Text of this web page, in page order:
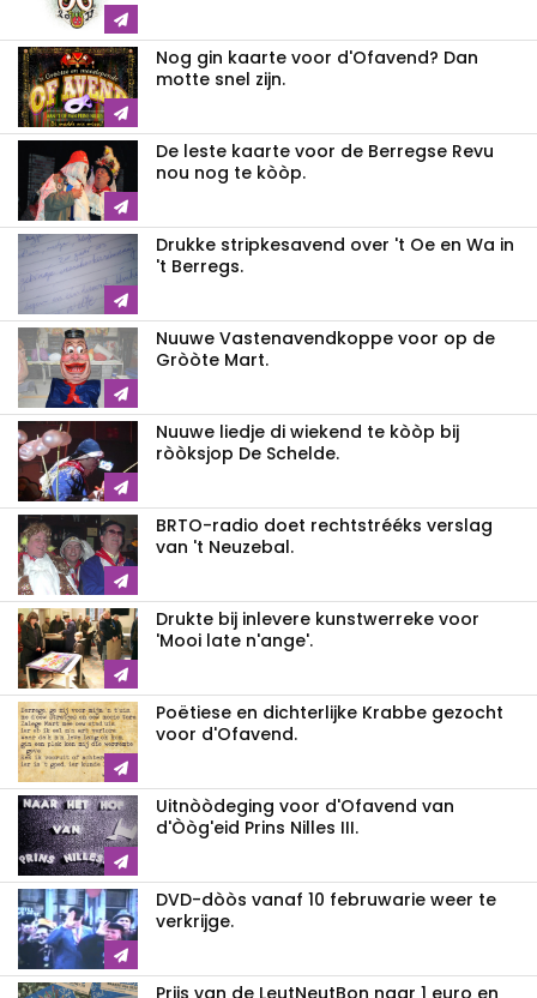
Nog gin kaarte voor d'Ofavend? Dan
motte snel zijn.
De leste kaarte voor de Berregse Revu
nou nog te kòòp.
Drukke stripkesavend over 't Oe en Wa in
't Berregs.
Nuuwe Vastenavendkoppe voor op de
Gròòte Mart.
Nuuwe liedje di wiekend te kòòp bij
ròòksjop De Schelde.
BRTO-radio doet rechtstrééks verslag
van 't Neuzebal.
Drukte bij inlevere kunstwerreke voor
'Mooi late n'ange'.
Poëtiese en dichterlijke Krabbe gezocht
voor d'Ofavend.
Uitnòòdeging voor d'Ofavend van
d'Òòg'eid Prins Nilles III.
DVD-dòòs vanaf 10 februwarie weer te
verkrijge.